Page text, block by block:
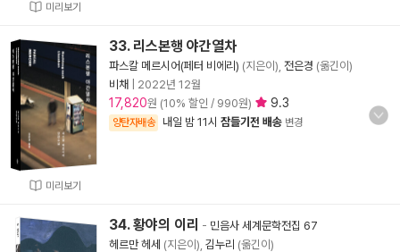
미리보기
미리보기
33. 리스본행 야간열차
파스칼 메르시어(페터 비에리) (지은이), 전은경 (옮긴이)
비채
2022년 12월
17,820원 (10% 할인 / 990원) 9.3
양탄자배송 내일 밤 11시 잠들기전 배송 변경
34. 황야의 이리 - 민음사 세계문학전집 67
헤르만 헤세 (지은이), 김누리 (옮긴이)